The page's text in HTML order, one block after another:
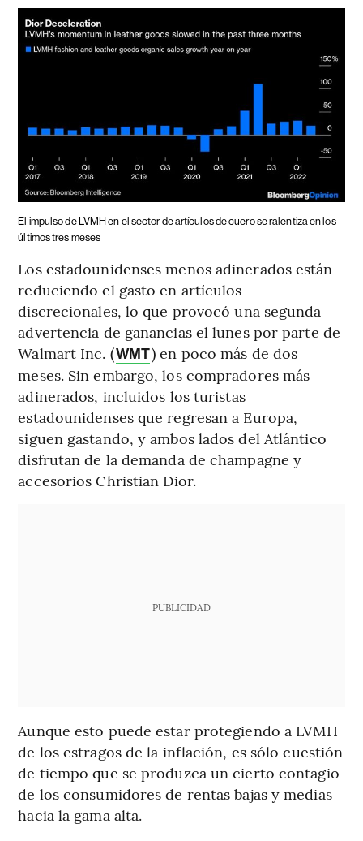
El impulso de LVMH en el sector de artículos de cuero se ralentiza en los
últimos tres meses
Los estadounidenses menos adinerados están
reduciendo el gasto en artículos
discrecionales, lo que provocó una segunda
advertencia de ganancias el lunes por parte de
Walmart Inc. (WMT) en poco más de dos
meses. Sin embargo, los compradores más
adinerados, incluidos los turistas
estadounidenses que regresan a Europa,
siguen gastando, y ambos lados del Atlántico
disfrutan de la demanda de champagne y
accesorios Christian Dior.
PUBLICIDAD
Aunque esto puede estar protegiendo a LVMH
de los estragos de la inflación, es sólo cuestión
de tiempo que se produzca un cierto contagio
de los consumidores de rentas bajas y medias
hacia la gama alta.